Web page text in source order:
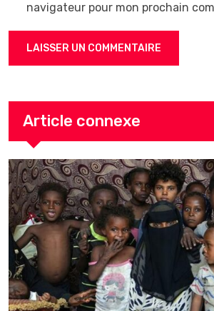
navigateur pour mon prochain
Article connexe